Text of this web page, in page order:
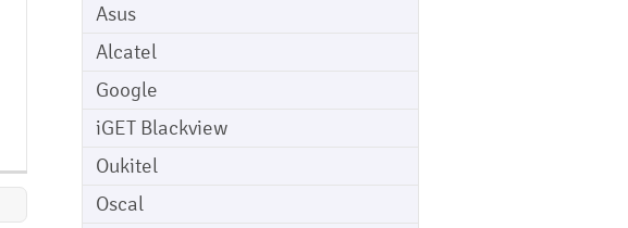
Asus
Alcatel
Google
iGET Blackview
Oukitel
Oscal